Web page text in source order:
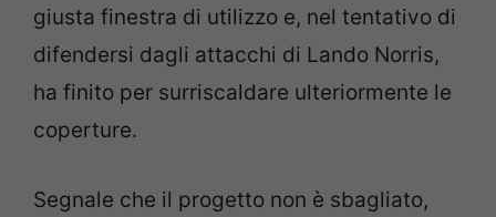
giusta finestra di utilizzo e, nel tentativo di
difendersi dagli attacchi di Lando Norris,
ha finito per surriscaldare ulteriormente le
coperture.
Segnale che il progetto non è sbagliato,